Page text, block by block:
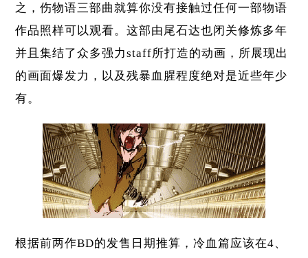
之，伤物语三部曲就算你没有接触过任何一部物语
作品照样可以观看。这部由尾石达也闭关修炼多年
并且集结了众多强力staff所打造的动画，所展现出
的画面爆发力，以及残暴血腥程度绝对是近些年少
有。
根据前两作BD的发售日期推算，冷血篇应该在4、